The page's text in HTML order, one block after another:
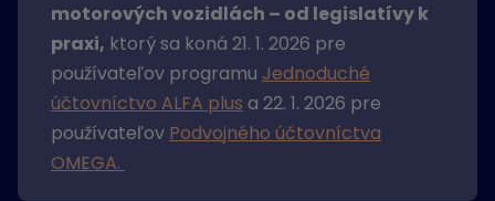
motorových vozidlách – od legislatívy k
praxi, ktorý sa koná 21. 1. 2026 pre
používateľov programu Jednoduché
účtovníctvo ALFA plus a 22. 1. 2026 pre
používateľov Podvojného účtovníctva
OMEGA.